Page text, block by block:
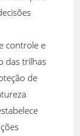
controle e
das trilhas
de